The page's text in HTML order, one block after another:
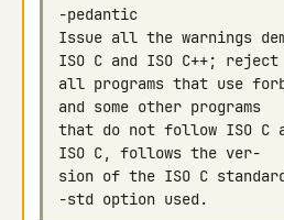
Issue all the warnings
all programs that use
that do not follow ISO C
sion of the ISO C